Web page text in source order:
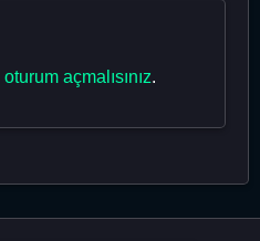
oturum açmalısınız.